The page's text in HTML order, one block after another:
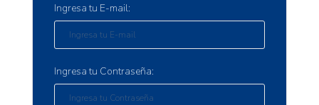
Ingresa tu E-mail:
Ingresa tu Contraseña: